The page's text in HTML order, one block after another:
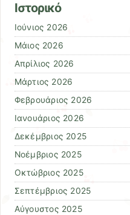
Ιστορικό
Ιούνιος 2026
Μάιος 2026
Απρίλιος 2026
Μάρτιος 2026
Φεβρουάριος 2026
Ιανουάριος 2026
Δεκέμβριος 2025
Νοέμβριος 2025
Οκτώβριος 2025
Σεπτέμβριος 2025
Αύγουστος 2025